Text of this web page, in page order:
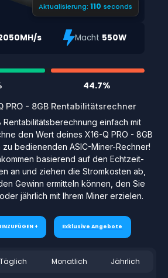
Aktualisierung: 109 seconds
s Macht 550W
44.7%
PRO - 8GB Rentabilitätsrechner
Rentabilitätsberechnung einfach mit
den Wert deines X16-Q PRO - 8GB
zu bedienenden ASIC-Miner-Rechner!
basierend auf den Echtzeit-
an und ziehen die Stromkosten ab,
Gewinn ermitteln können, den Sie
jährlich mit Ihrem Miner erzielen.
+ Exklusive Angebote
Täglich Monatlich Jährlich